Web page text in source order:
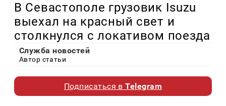
В Севастополе грузовик Isuzu
выехал на красный свет и
столкнулся с локативом поезда
Служба новостей
Автор статьи
Подписаться вTelegram